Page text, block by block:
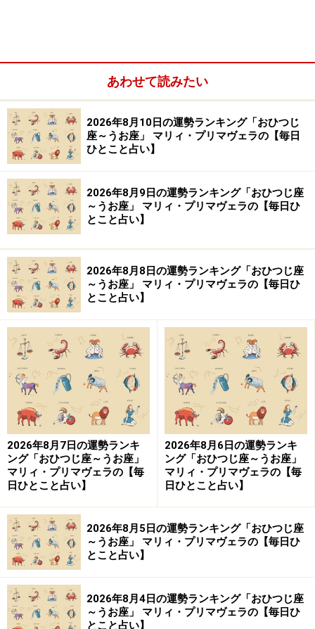
楽天市場で占い関連の商品をチェック！
あわせて読みたい
2026年8月10日の運勢ランキング「おひつじ
座～うお座」 マリィ・プリマヴェラの【毎日
ひとこと占い】
2026年8月9日の運勢ランキング「おひつじ座
～うお座」 マリィ・プリマヴェラの【毎日ひ
とこと占い】
2026年8月8日の運勢ランキング「おひつじ座
～うお座」 マリィ・プリマヴェラの【毎日ひ
とこと占い】
2026年8月7日の運勢ランキ
ング「おひつじ座～うお座」
マリィ・プリマヴェラの【毎
日ひとこと占い】
2026年8月6日の運勢ランキ
ング「おひつじ座～うお座」
マリィ・プリマヴェラの【毎
日ひとこと占い】
2026年8月5日の運勢ランキング「おひつじ座
～うお座」 マリィ・プリマヴェラの【毎日ひ
とこと占い】
2026年8月4日の運勢ランキング「おひつじ座
～うお座」 マリィ・プリマヴェラの【毎日ひ
とこと占い】